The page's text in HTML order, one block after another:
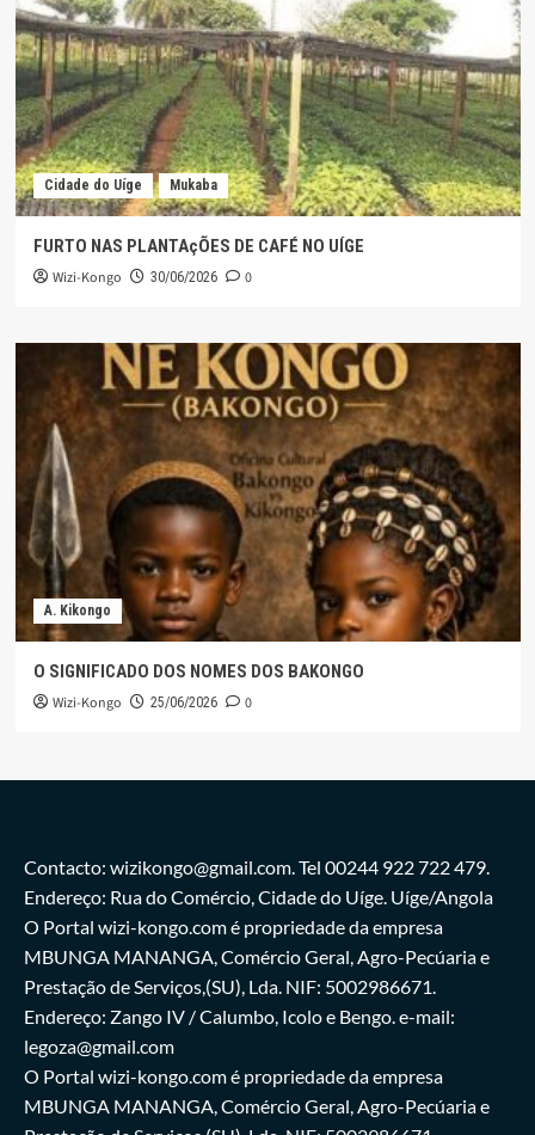
Cidade do Uíge Mukaba
FURTO NAS PLANTAçÕES DE CAFÉ NO UÍGE
Wizi-Kongo 30/06/2026 0
A. Kikongo
O SIGNIFICADO DOS NOMES DOS BAKONGO
Wizi-Kongo 25/06/2026 0
Contacto: wizikongo@gmail.com. Tel 00244 922 722 479.
Endereço: Rua do Comércio, Cidade do Uíge. Uíge/Angola
O Portal wizi-kongo.com é propriedade da empresa
MBUNGA MANANGA, Comércio Geral, Agro-Pecúaria e
Prestação de Serviços,(SU), Lda. NIF: 5002986671.
Endereço: Zango IV / Calumbo, Icolo e Bengo. e-mail:
legoza@gmail.com
O Portal wizi-kongo.com é propriedade da empresa
MBUNGA MANANGA, Comércio Geral, Agro-Pecúaria e